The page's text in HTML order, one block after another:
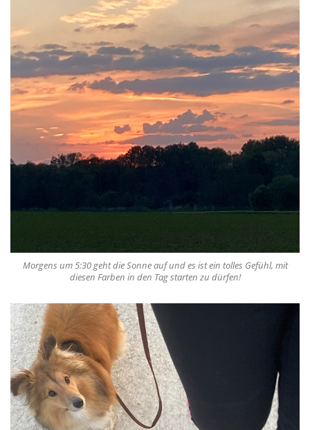
Morgens um 5:30 geht die Sonne auf und es ist ein tolles Gefühl, mit
diesen Farben in den Tag starten zu dürfen!